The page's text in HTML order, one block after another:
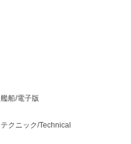
艦船/電子版
テクニック/Technical